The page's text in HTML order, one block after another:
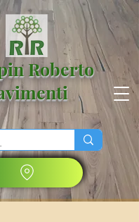
Roberto